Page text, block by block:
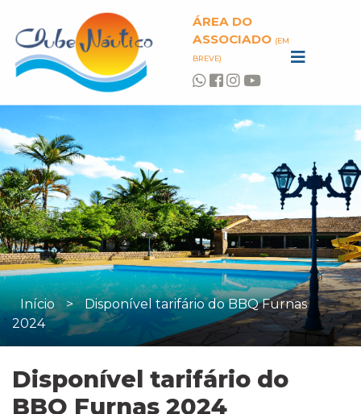
ÁREA DO
ASSOCIADO (EM
BREVE)
Início > Disponível tarifário do BBQ Furnas
2024
Disponível tarifário do
BBQ Furnas 2024